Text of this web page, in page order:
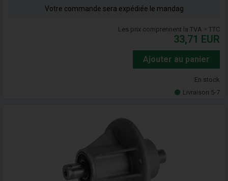
Votre commande sera expédiée le mandag
Les prix comprennent la TVA = TTC
33,71 EUR
Ajouter au panier
En stock
Livraison 5-7